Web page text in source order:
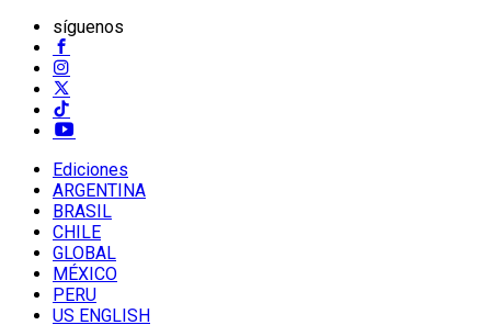
síguenos
Ediciones
ARGENTINA
BRASIL
CHILE
GLOBAL
MÉXICO
PERU
US ENGLISH